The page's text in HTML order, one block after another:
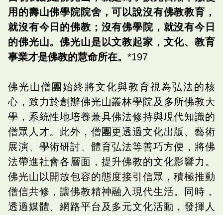
用的壽山佛學院院舍，可以說沒有佛教教育，
就沒有今日的佛教；沒有佛學院，就沒有今日
的佛光山。佛光山是以文教起家，文化、教育
事業才是佛教的慧命所在。 *197
佛光山僧團始終將文化與教育視為弘法的核
心，致力於創辦佛光山叢林學院及多所佛教大
學，系統性地培養兼具佛法修持與現代知識的
僧眾人才。此外，僧團更透過文化出版、藝術
展演、學術研討、體育弘法等善巧方便，將佛
法帶進社會各層面，提升佛教的文化影響力。
佛光山以開放包容的態度接引信眾，積極推動
僧信共修，讓佛教精神融入現代生活。同時，
透過媒體、網路平台及多元文化活動，發揮人